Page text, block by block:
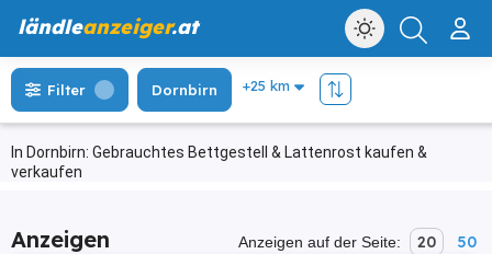
ländleanzeiger.at
In Dornbirn: Gebrauchtes Bettgestell & Lattenrost kaufen &
verkaufen
Filter Dornbirn
Anzeigen Anzeigen auf der Seite: 20 50